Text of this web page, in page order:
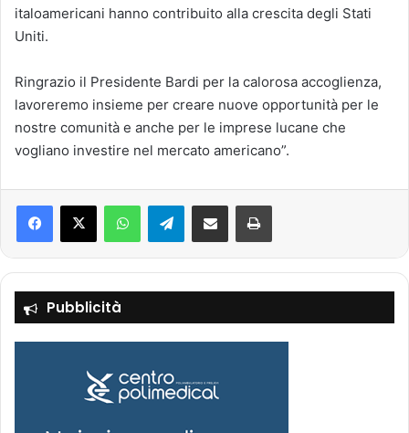
italoamericani hanno contribuito alla crescita degli Stati
Uniti.
Ringrazio il Presidente Bardi per la calorosa accoglienza,
lavoreremo insieme per creare nuove opportunità per le
nostre comunità e anche per le imprese lucane che
vogliano investire nel mercato americano”.
Telegram
Pubblicità